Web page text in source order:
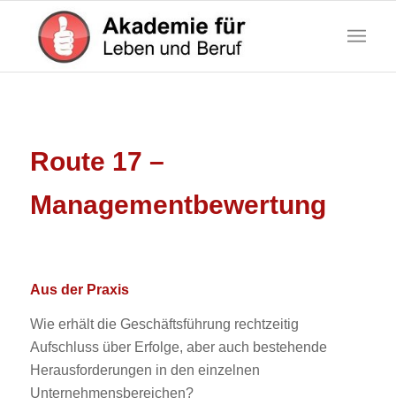
Route 17 –
Managementbewertung
Aus der Praxis
Wie erhält die Geschäftsführung rechtzeitig
Aufschluss über Erfolge, aber auch bestehende
Herausforderungen in den einzelnen
Unternehmensbereichen?